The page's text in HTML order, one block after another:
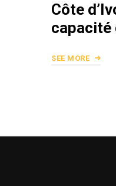
Côte
capacité
SEE MORE